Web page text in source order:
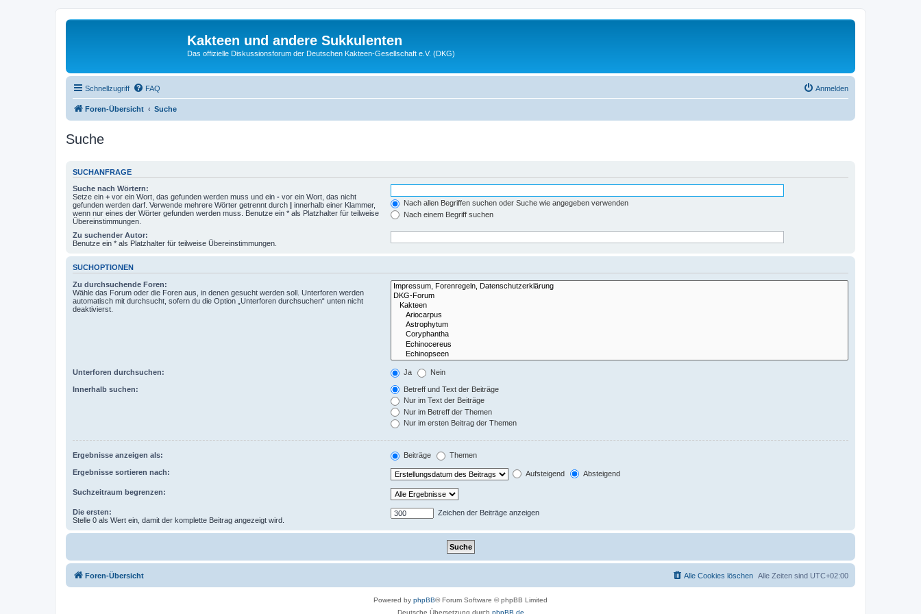
Kakteen und andere Sukkulenten
Das offizielle Diskussionsforum der Deutschen Kakteen-Gesellschaft e.V. (DKG)
Schnellzugriff FAQ Anmelden
Foren-Übersicht Suche
Suche
SUCHANFRAGE
Suche nach Wörtern:
Setze ein + vor ein Wort, das gefunden werden muss und ein - vor ein Wort, das nicht
gefunden werden darf. Verwende mehrere Wörter getrennt durch | innerhalb einer Klammer,
wenn nur eines der Wörter gefunden werden muss. Benutze ein * als Platzhalter für teilweise
Übereinstimmungen.
Nach allen Begriffen suchen oder Suche wie angegeben verwenden
Nach einem Begriff suchen
Zu suchender Autor:
Benutze ein * als Platzhalter für teilweise Übereinstimmungen.
SUCHOPTIONEN
Zu durchsuchende Foren:
Wähle das Forum oder die Foren aus, in denen gesucht werden soll. Unterforen werden
automatisch mit durchsucht, sofern du die Option „Unterforen durchsuchen“ unten nicht
deaktivierst.
Unterforen durchsuchen: Ja Nein
Innerhalb suchen:
Betreff und Text der Beiträge
Nur im Text der Beiträge
Nur im Betreff der Themen
Nur im ersten Beitrag der Themen
Ergebnisse anzeigen als: Beiträge Themen
Ergebnisse sortieren nach: Aufsteigend Absteigend
Suchzeitraum begrenzen:
Die ersten:
Stelle 0 als Wert ein, damit der komplette Beitrag angezeigt wird.
Zeichen der Beiträge anzeigen
Foren-Übersicht Alle Zeiten sind UTC+02:00
Alle Cookies löschen
Powered by phpBB® Forum Software © phpBB Limited
Deutsche Übersetzung durch phpBB.de